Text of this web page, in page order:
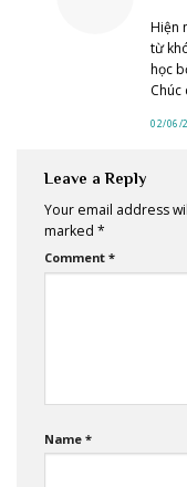
Hiện
từ
học
Chúc
02/06/
Leave a Reply
Your email address
marked *
Comment *
Name *